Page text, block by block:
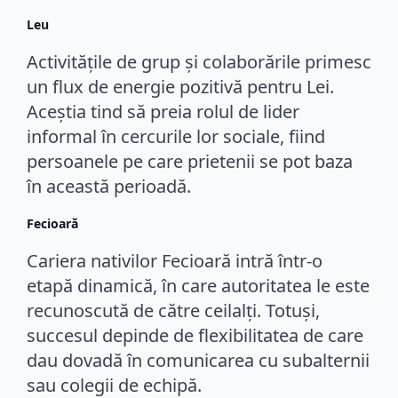
Leu
Activitățile de grup și colaborările primesc
un flux de energie pozitivă pentru Lei.
Aceștia tind să preia rolul de lider
informal în cercurile lor sociale, fiind
persoanele pe care prietenii se pot baza
în această perioadă.
Fecioară
Cariera nativilor Fecioară intră într-o
etapă dinamică, în care autoritatea le este
recunoscută de către ceilalți. Totuși,
succesul depinde de flexibilitatea de care
dau dovadă în comunicarea cu subalternii
sau colegii de echipă.